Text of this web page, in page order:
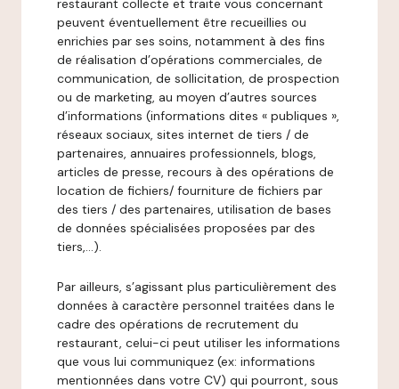
restaurant collecte et traite vous concernant
peuvent éventuellement être recueillies ou
enrichies par ses soins, notamment à des fins
de réalisation d’opérations commerciales, de
communication, de sollicitation, de prospection
ou de marketing, au moyen d’autres sources
d’informations (informations dites « publiques »,
réseaux sociaux, sites internet de tiers / de
partenaires, annuaires professionnels, blogs,
articles de presse, recours à des opérations de
location de fichiers/ fourniture de fichiers par
des tiers / des partenaires, utilisation de bases
de données spécialisées proposées par des
tiers,…).
Par ailleurs, s’agissant plus particulièrement des
données à caractère personnel traitées dans le
cadre des opérations de recrutement du
restaurant, celui-ci peut utiliser les informations
que vous lui communiquez (ex: informations
mentionnées dans votre CV) qui pourront, sous